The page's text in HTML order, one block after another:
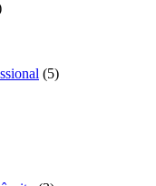
(5)